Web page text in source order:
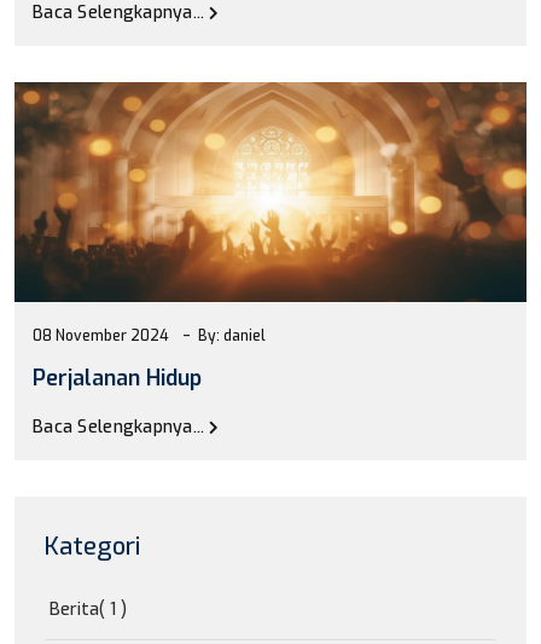
Baca Selengkapnya...
08 November 2024 By: daniel
Perjalanan Hidup
Baca Selengkapnya...
Kategori
Berita( 1 )